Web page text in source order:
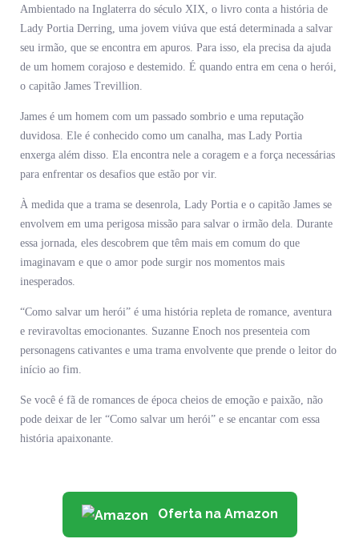
Ambientado na Inglaterra do século XIX, o livro conta a história de
Lady Portia Derring, uma jovem viúva que está determinada a salvar
seu irmão, que se encontra em apuros. Para isso, ela precisa da ajuda
de um homem corajoso e destemido. É quando entra em cena o herói,
o capitão James Trevillion.
James é um homem com um passado sombrio e uma reputação
duvidosa. Ele é conhecido como um canalha, mas Lady Portia
enxerga além disso. Ela encontra nele a coragem e a força necessárias
para enfrentar os desafios que estão por vir.
À medida que a trama se desenrola, Lady Portia e o capitão James se
envolvem em uma perigosa missão para salvar o irmão dela. Durante
essa jornada, eles descobrem que têm mais em comum do que
imaginavam e que o amor pode surgir nos momentos mais
inesperados.
“Como salvar um herói” é uma história repleta de romance, aventura
e reviravoltas emocionantes. Suzanne Enoch nos presenteia com
personagens cativantes e uma trama envolvente que prende o leitor do
início ao fim.
Se você é fã de romances de época cheios de emoção e paixão, não
pode deixar de ler “Como salvar um herói” e se encantar com essa
história apaixonante.
Oferta na Amazon